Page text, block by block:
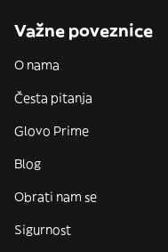
Važne poveznice
O nama
Česta pitanja
Glovo Prime
Blog
Obrati nam se
Sigurnost